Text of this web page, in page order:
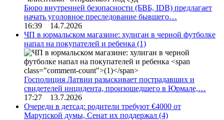
Бюро внутренней безопасности (БВБ, IDB) предлагает
начать уголовное преследование бывшего…
16:39 14.7.2026
ЧП в юрмальском магазине: хулиган в черной футболке
напал на покупателей и ребенка (1)
Госполиция Латвии разыскивает пострадавших и
свидетелей инцидента, произошедшего в Юрмале,…
17:27 13.7.2026
Очереди в детсад: родители требуют €4000 от
Марупской думы, Сенат их поддержал (4)